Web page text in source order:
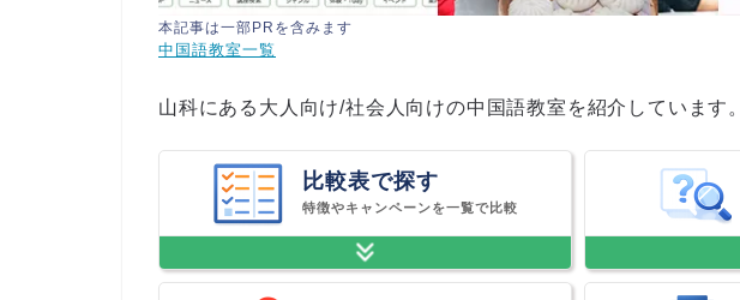
本記事は一部PRを含みます
中国語教室一覧
山科にある大人向け/社会人向けの中国語教室を紹介しています。
比較表で探す
特徴やキャンペーンを一覧で比較